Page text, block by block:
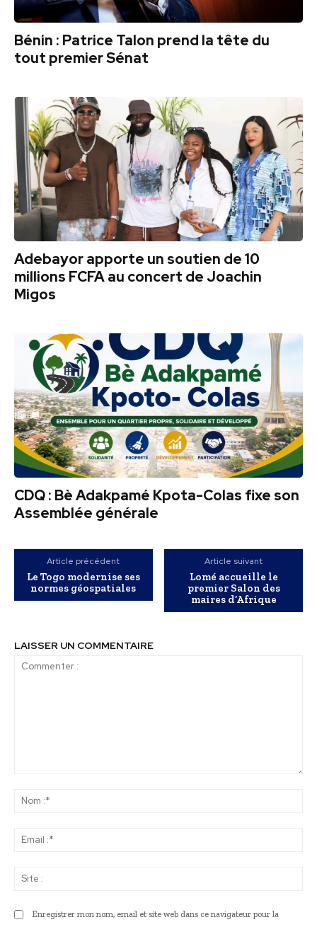
Bénin : Patrice Talon prend la tête du
tout premier Sénat
Adebayor apporte un soutien de 10
millions FCFA au concert de Joachin
Migos
CDQ : Bè Adakpamé Kpota-Colas fixe son
Assemblée générale
Article précédent
Le Togo modernise ses
normes géospatiales
Article suivant
Lomé accueille le
premier Salon des
maires d’Afrique
LAISSER UN COMMENTAIRE
Enregistrer mon nom, email et site web dans ce navigateur pour la